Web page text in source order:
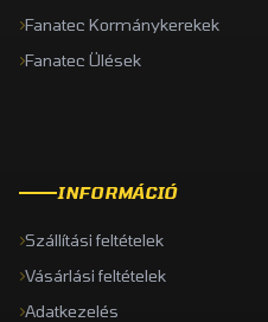
Fanatec Kormánykerekek
Fanatec Ülések
INFORMÁCIÓ
Szállítási feltételek
Vásárlási feltételek
Adatkezelés